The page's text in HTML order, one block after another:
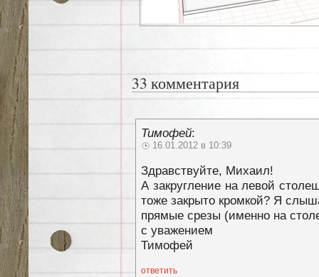
33 комментария
Тимофей:
16.01.2012 в 10:39
Здравствуйте, Михаил!
А закругление на левой
тоже закрыто кромкой? Я
прямые срезы (именно на
с уважением
Тимофей
ответить